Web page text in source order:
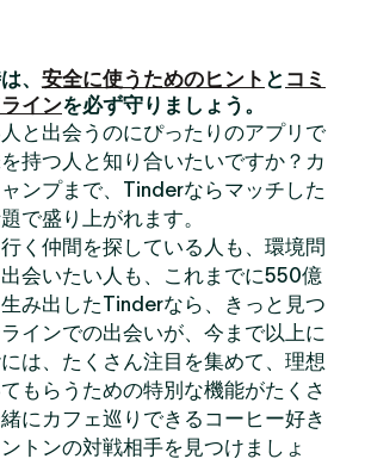
、 安全に使うためのヒント と コミ
インを必ず守りましょう。
と出会うのにぴったりのアプリで
持つ人と知り合いたいですか？カ
ンプまで、Tinderならマッチした
で盛り上がれます。
く仲間を探している人も、環境問
会いたい人も、これまでに550億
み出したTinderなら、きっと見つ
インでの出会いが、今まで以上に
は、たくさん注目を集めて、理想
もらうための特別な機能がたくさ
にカフェ巡りできるコーヒー好き
トンの対戦相手を見つけましょ